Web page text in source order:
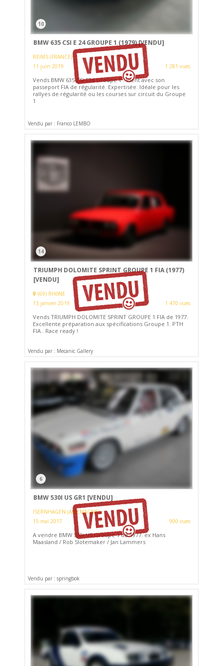
10
BMW 635 CSI E 24 GROUPE 1 (1979)[VENDU]
REIMS (FRANCE)
11 juin 2019
1 281 vues
Vends BMW 635 CSi E24 Groupe 1 . Vient avec son
passeport FIA de régularité. Expertisée. Idéale pour les
rallyes de régularité ou les courses sur circuit du Groupe
1
Vendu par : Franco LEMBO
14
TRIUMPH DOLOMITE SPRINT GROUPE 1 FIA (1977)
[VENDU]
(69) RHôNE
13 janvier 2019
1 470 vues
Vends TRIUMPH DOLOMITE SPRINT GROUPE 1 FIA de 1977.
Excellente préparation aux spécifications Groupe 1. PTH
FIA . Race ready !
Vendu par : Mecanic Gallery
6
BMW 530I US GR1 [VENDU]
ISERNHAGEN (ALLEMAGNE)
15 mai 2017
900 vues
A vendre BMW 530i US Groupe 1 de 1977. ex Hans
Maasland / Rob Slotemaker / Jan Lammers
Vendu par : springbok